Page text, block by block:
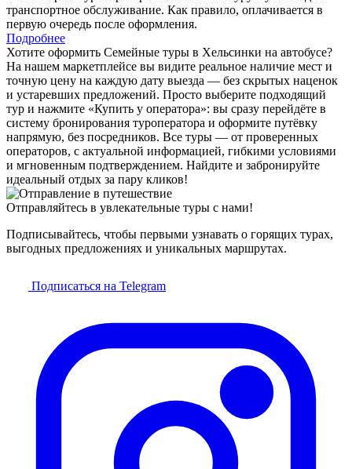
транспортное обслуживание. Как правило, оплачивается в
первую очередь после оформления.
Подробнее
Хотите оформить Семейные туры в Хельсинки на автобусе?
На нашем маркетплейсе вы видите реальное наличие мест и
точную цену на каждую дату выезда — без скрытых наценок
и устаревших предложений. Просто выберите подходящий
тур и нажмите «Купить у оператора»: вы сразу перейдёте в
систему бронирования туроператора и оформите путёвку
напрямую, без посредников. Все туры — от проверенных
операторов, с актуальной информацией, гибкими условиями
и мгновенным подтверждением. Найдите и забронируйте
идеальный отдых за пару кликов!
Отправляйтесь в увлекательные туры с нами!
Подписывайтесь, чтобы первыми узнавать о горящих турах,
выгодных предложениях и уникальных маршрутах.
Подписаться на Telegram